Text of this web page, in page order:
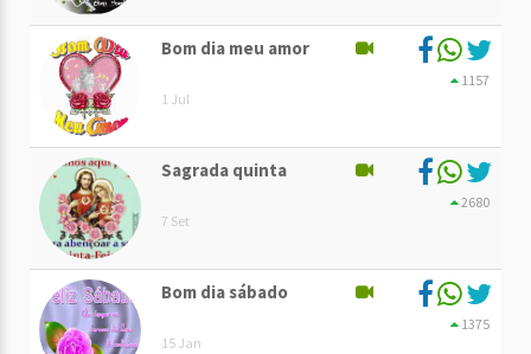
Bom dia meu amor
1 Jul
1157
Sagrada quinta
7 Set
2680
Bom dia sábado
15 Jan
1375